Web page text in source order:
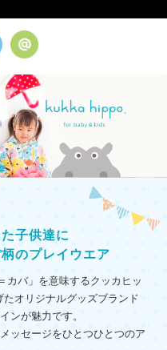
子供達に
のプレイウエア
カバ」を意味するクッカヒッ
オリジナルグッズブランド
ンが魅力です。
ッセージをひとつひとつのア